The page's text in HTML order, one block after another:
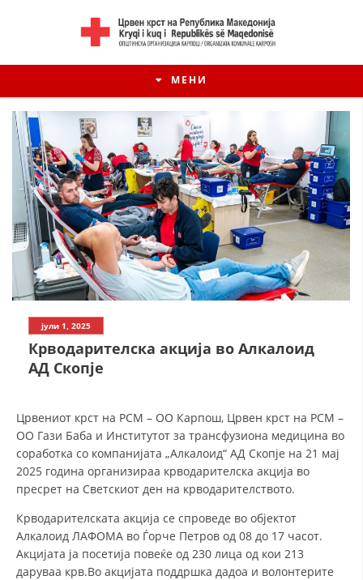
МЕНИ
СТРАТЕГИИ
ЕДУКАТИВНО ИНФОРМАТИВНИ МАТЕРИЈАЛИ
јули 1, 2025
Крводарителска акција во Алкалоид
АД Скопје
Црвениот крст на РСМ – ОО Карпош, Црвен крст на РСМ –
ОО Гази Баба и Институтот за трансфузиона медицина во
соработка со компанијата „Алкалоид“ АД Скопје на 21 мај
2025 година организираа крводарителска акција во
пресрет на Светскиот ден на крводарителството.
Крводарителската акција се спроведе во објектот
Алкалоид ЛАФОМА во Ѓорче Петров од 08 до 17 часот.
Акцијата ја посетија повеќе од 230 лица од кои 213
даруваа крв.Во акцијата поддршка дадоа и волонтерите